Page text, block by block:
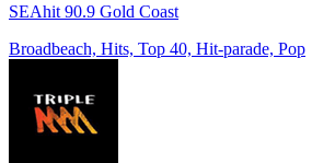
SEAhit 90.9 Gold Coast
Broadbeach, Hits, Top 40, Hit-parade, Pop